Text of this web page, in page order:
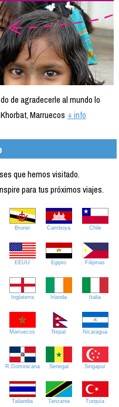
de agradecerle al mundo lo
Marruecos + info
que hemos visitado.
para tus próximos viajes.
Brunei Camboya Chile
EEUU Egipto Filipinas
Inglaterra Irlanda Italia
Marruecos Nepal Nicaragua
R.Dominicana Senegal Singapur
Tailandia Tanzania Turquía